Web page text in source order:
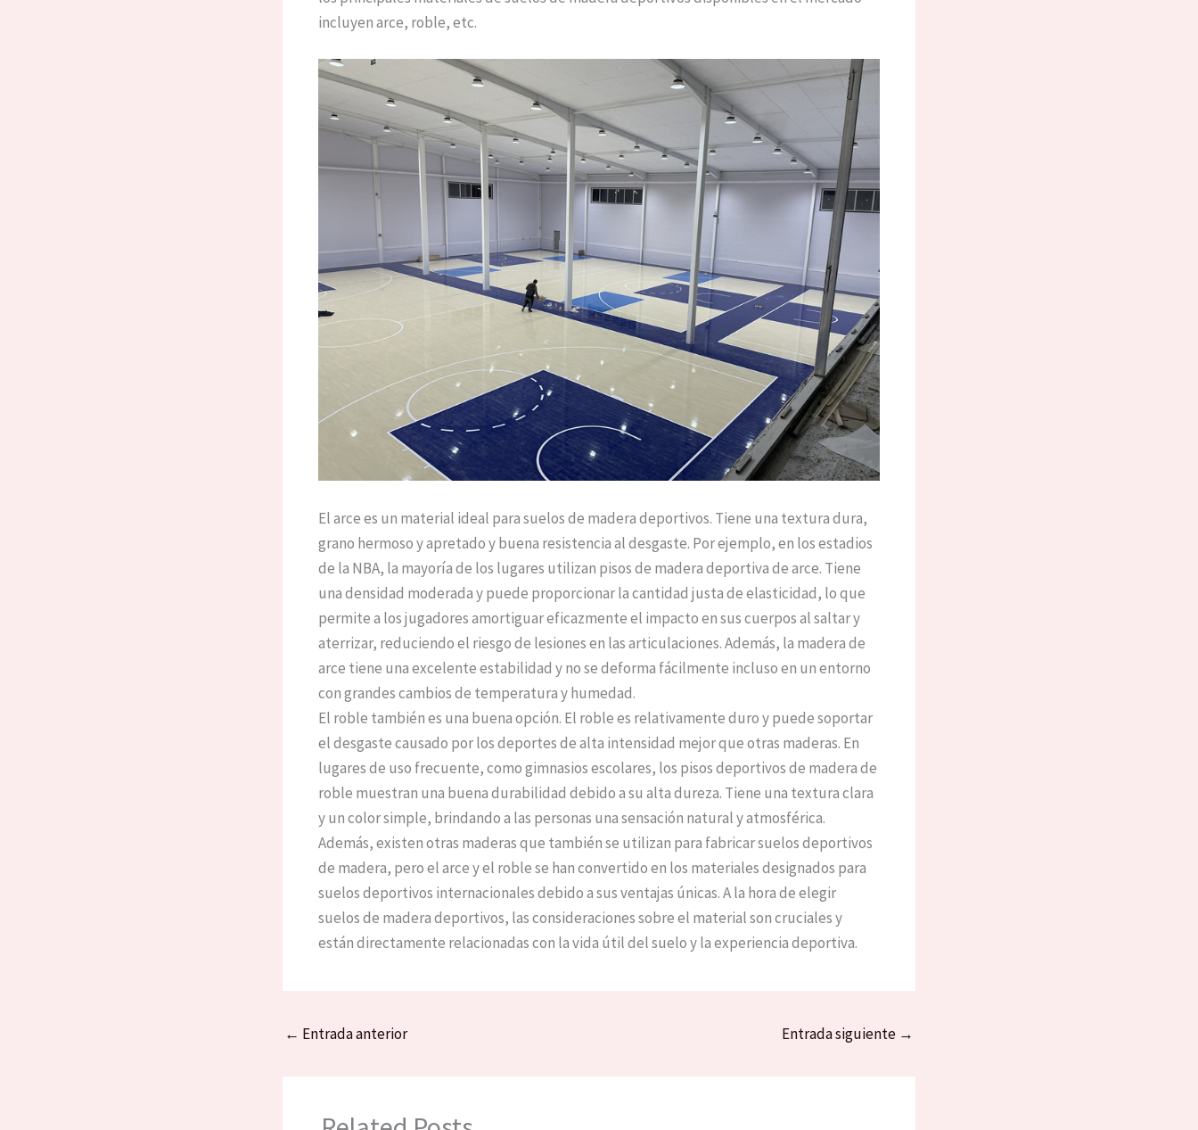
incluyen arce, roble, etc.
El arce es un material ideal para suelos de madera deportivos. Tiene una textura dura,
grano hermoso y apretado y buena resistencia al desgaste. Por ejemplo, en los estadios
de la NBA, la mayoría de los lugares utilizan pisos de madera deportiva de arce. Tiene
una densidad moderada y puede proporcionar la cantidad justa de elasticidad, lo que
permite a los jugadores amortiguar eficazmente el impacto en sus cuerpos al saltar y
aterrizar, reduciendo el riesgo de lesiones en las articulaciones. Además, la madera de
arce tiene una excelente estabilidad y no se deforma fácilmente incluso en un entorno
con grandes cambios de temperatura y humedad.
El roble también es una buena opción. El roble es relativamente duro y puede soportar
el desgaste causado por los deportes de alta intensidad mejor que otras maderas. En
lugares de uso frecuente, como gimnasios escolares, los pisos deportivos de madera de
roble muestran una buena durabilidad debido a su alta dureza. Tiene una textura clara
y un color simple, brindando a las personas una sensación natural y atmosférica.
Además, existen otras maderas que también se utilizan para fabricar suelos deportivos
de madera, pero el arce y el roble se han convertido en los materiales designados para
suelos deportivos internacionales debido a sus ventajas únicas. A la hora de elegir
suelos de madera deportivos, las consideraciones sobre el material son cruciales y
están directamente relacionadas con la vida útil del suelo y la experiencia deportiva.
← Entrada anterior Entrada siguiente →